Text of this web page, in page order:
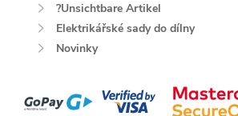
?Unsichtbare Artikel
Elektrikářské sady do dílny
Novinky